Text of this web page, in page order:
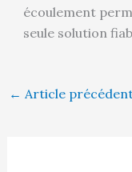
écoulement
seule solution
← Article